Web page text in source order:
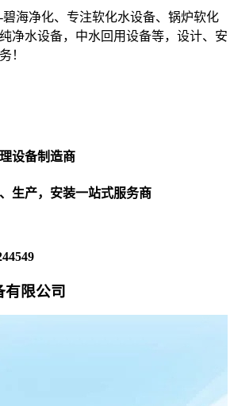
海净化、专注软化水设备、锅炉软化
净水设备，中水回用设备等，设计、安
！
设备制造商
生产，安装一站式服务商
有限公司